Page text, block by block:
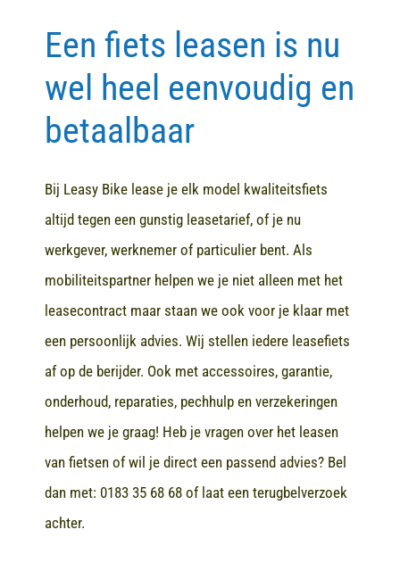
Contact
Een fiets leasen is nu
wel heel eenvoudig en
betaalbaar
Bij Leasy Bike lease je elk model kwaliteitsfiets
altijd tegen een gunstig leasetarief, of je nu
werkgever, werknemer of particulier bent. Als
mobiliteitspartner helpen we je niet alleen met het
leasecontract maar staan we ook voor je klaar met
een persoonlijk advies. Wij stellen iedere leasefiets
af op de berijder. Ook met accessoires, garantie,
onderhoud, reparaties, pechhulp en verzekeringen
helpen we je graag! Heb je vragen over het leasen
van fietsen of wil je direct een passend advies? Bel
dan met: 0183 35 68 68of laat een terugbelverzoek
achter.